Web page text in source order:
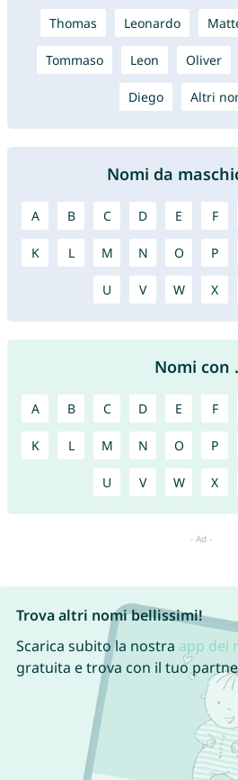
Thomas Leonardo
Tommaso Leon Oliver
Diego Altri
Nomi da
A B C D E F
K L M N O P
U V W X
Nomi con
A B C D E F
K L M N O P
U V W X
Trova altri nomi bellissimi!
Scarica subito la nostra app dei
gratuita e trova con il tuo